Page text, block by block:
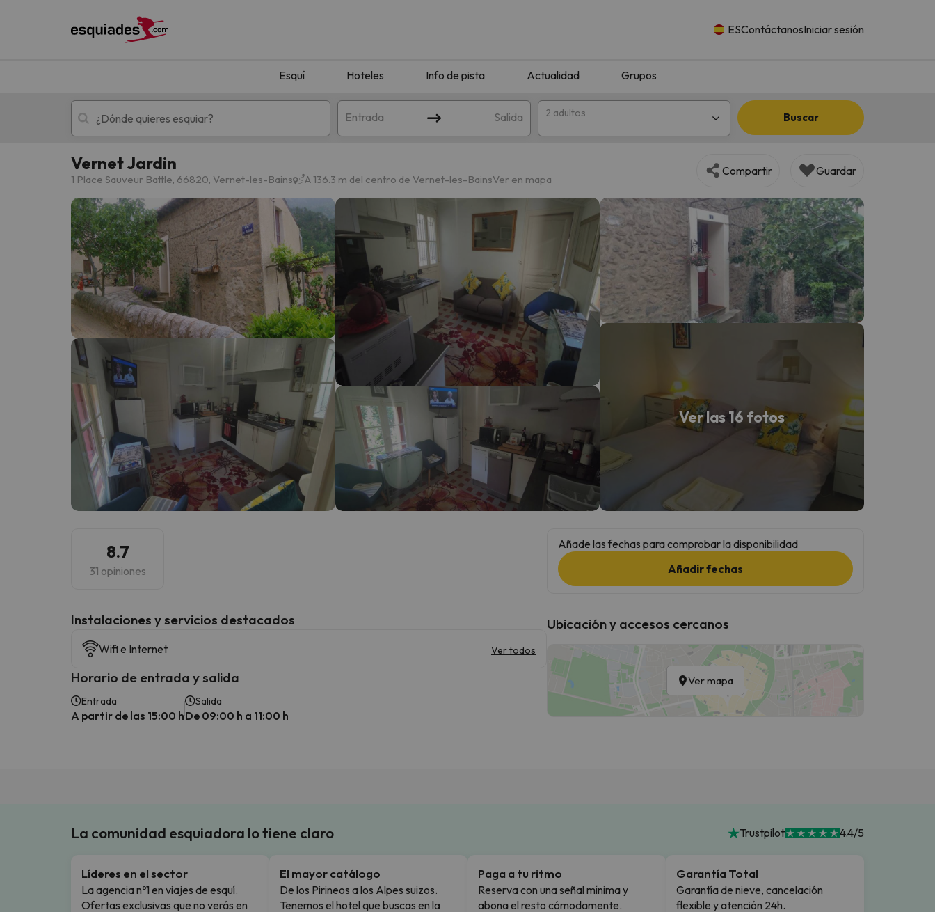
ESContáctanosIniciar sesión
Esquí Hoteles Info de pista Actualidad Grupos
Entrada Salida 2 adultos Buscar
Esquí Escapadas
¡Vaya! No hemos encontrado ningún resultado que coincida con tu búsqueda. Prueba a modificar el destino.
¡Vaya! Parece que nuestro buscador ha perdido el norte. En cuanto encuentre su brújula vuelve.
Vernet Jardin
1 Place Sauveur Battle, 66820, Vernet-les-Bains A 136.3 m del centro de Vernet-les-BainsVer en mapa
Compartir Guardar
Ver las 16 fotos
8.7
31 opiniones
Instalaciones y servicios destacados
Wifi e Internet Ver todos
Horario de entrada y salida
Entrada
A partir de las 15:00 h
Salida
De 09:00 h a 11:00 h
Añade las fechas para comprobar la disponibilidad
Añadir fechas
Ubicación y accesos cercanos
Ver mapa
La comunidad esquiadora lo tiene claro Trustpilot 4.4/5
Líderes en el sector
La agencia nº1 en viajes de esquí.
Ofertas exclusivas que no verás en
El mayor catálogo
De los Pirineos a los Alpes suizos.
Tenemos el hotel que buscas en la
Paga a tu ritmo
Reserva con una señal mínima y
abona el resto cómodamente.
Garantía Total
Garantía de nieve, cancelación
flexible y atención 24h.